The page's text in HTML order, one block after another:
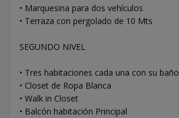
• Marquesina para dos vehículos
• Terraza con pergolado de 10 Mts
SEGUNDO NIVEL
• Tres habitaciones cada una con su baño
• Closet de Ropa Blanca
• Walk in Closet
• Balcón habitación Principal